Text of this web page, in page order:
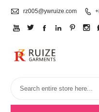
 rz005@ywruize.com 
     